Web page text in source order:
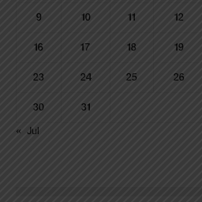
9 10 11 12
16 17 18 19
23 24 25 26
30
31
« Jul